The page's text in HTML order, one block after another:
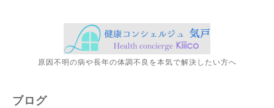
原因不明の病や長年の体調不良を本気で解決したい方へ
ブログ